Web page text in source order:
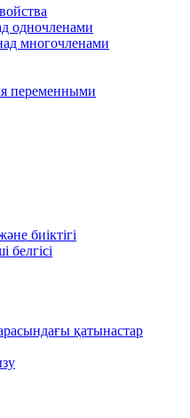
одночленами
многочленами
переменными
биіктігі
белгісі
қатынастар